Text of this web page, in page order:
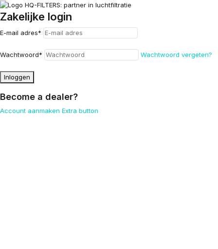
Zakelijke login
E-mail adres*
Wachtwoord* Wachtwoord vergeten?
Inloggen
Become a dealer?
Account aanmaken Extra button